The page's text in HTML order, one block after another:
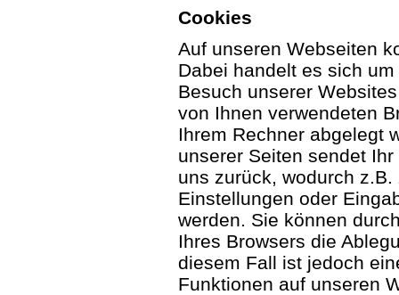
Cookies
Auf unseren Webseiten
Dabei handelt es sich
Besuch unserer
von Ihnen verwendeten
Ihrem Rechner abgelegt
unserer Seiten sendet
uns zurück, wodurch
Einstellungen oder
werden. Sie können
Ihres Browsers die
diesem Fall ist jedoch
Funktionen auf unseren